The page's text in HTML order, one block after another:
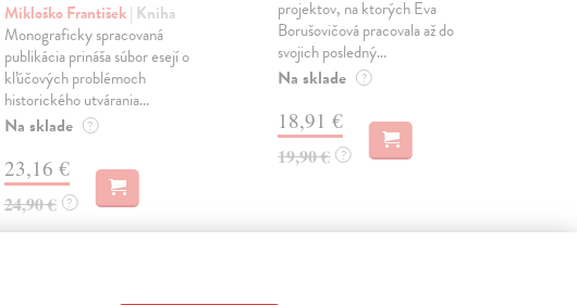
Mikloško František| Kniha
Monograficky spracovaná
publikácia prináša súbor esejí o
kľúčových problémoch
historického utvárania...
Na sklade ?
23,16 €
24,90 € ?
projektov, na ktorých Eva
Borušovičová pracovala až do
svojich posledný...
Na sklade ?
18,91 €
19,90 € ?